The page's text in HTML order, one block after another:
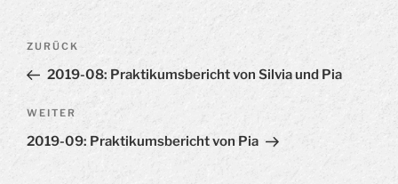
Beitragsnavigation
Vorheriger
Beitrag
ZURÜCK
2019-08: Praktikumsbericht von Silvia und Pia
Nächster
Beitrag
WEITER
2019-09: Praktikumsbericht von Pia